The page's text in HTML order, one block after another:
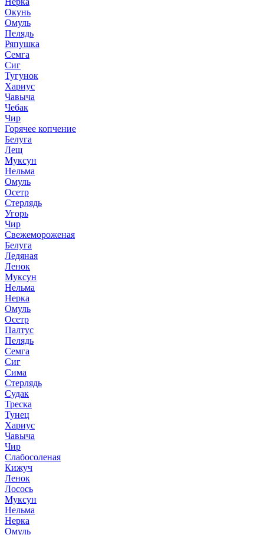
Окунь
Омуль
Пелядь
Ряпушка
Семга
Сиг
Тугунок
Хариус
Чавыча
Чебак
Чир
Горячее копчение
Белуга
Лещ
Муксун
Нельма
Омуль
Осетр
Стерлядь
Угорь
Чир
Свежемороженая
Белуга
Ледяная
Ленок
Муксун
Нельма
Нерка
Омуль
Осетр
Палтус
Пелядь
Семга
Сиг
Сима
Стерлядь
Судак
Треска
Тунец
Хариус
Чавыча
Чир
Слабосоленая
Кижуч
Ленок
Лосось
Муксун
Нельма
Нерка
Омуль